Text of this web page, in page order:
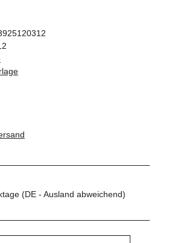
(DE - Ausland abweichend)